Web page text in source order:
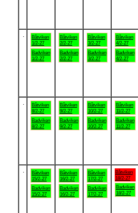
Båtviken
1/2-27
Badviken
1/2-27
Båtviken
2/2-27
Badviken
2/2-27
Båtviken
3/2-27
Badviken
3/2-27
Båtviken
4/2-27
Badviken
4/2-27
Båtviken
8/2-27
Badviken
8/2-27
Båtviken
9/2-27
Badviken
9/2-27
Båtviken
10/2-27
Badviken
10/2-27
Båtviken
11/2-27
Badviken
11/2-27
Båtviken
15/2-27
Badviken
15/2-27
Båtviken
16/2-27
Badviken
16/2-27
Båtviken
17/2-27
Badviken
17/2-27
Båtviken
18/2-27
Badviken
18/2-27